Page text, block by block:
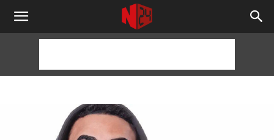
NOTICIAS
HORAS